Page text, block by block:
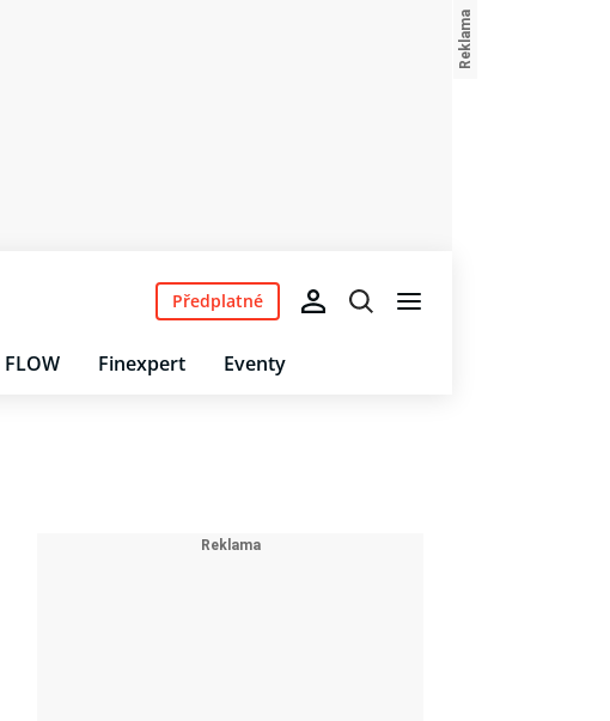
FLOW Finexpert Eventy
Předplatné